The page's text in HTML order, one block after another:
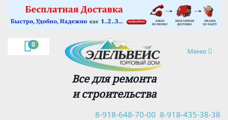
0
Навигация
Меню
Все для ремонта
и строительства
8-918-435-38-38
8-918-648-70-00
×